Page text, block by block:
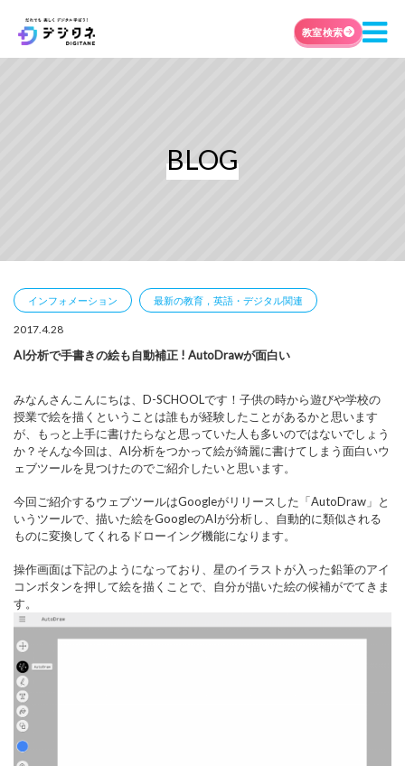
教室検索
BLOG
インフォメーション 最新の教育，英語・デジタル関連
2017.4.28
AI分析で手書きの絵も自動補正 ! AutoDrawが面白い
みなんさんこんにちは、D-SCHOOLです！子供の時から遊びや学校の
授業で絵を描くということは誰もが経験したことがあるかと思います
が、もっと上手に書けたらなと思っていた人も多いのではないでしょう
か？そんな今回は、AI分析をつかって絵が綺麗に書けてしまう面白いウ
ェブツールを見つけたのでご紹介したいと思います。
今回ご紹介するウェブツールはGoogleがリリースした「AutoDraw 」と
いうツールで、描いた絵をGoogleのAIが分析し、自動的に類似される
ものに変換してくれるドローイング機能になります。
操作画面は下記のようになっており、星のイラストが入った鉛筆のアイ
コンボタンを押して絵を描くことで、自分が描いた絵の候補がでてきま
す。